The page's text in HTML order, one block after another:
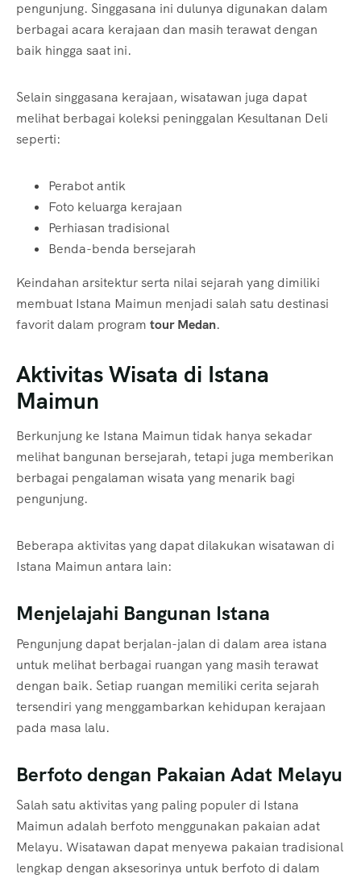
pengunjung. Singgasana ini dulunya digunakan dalam
berbagai acara kerajaan dan masih terawat dengan
baik hingga saat ini.
Selain singgasana kerajaan, wisatawan juga dapat
melihat berbagai koleksi peninggalan Kesultanan Deli
seperti:
Perabot antik
Foto keluarga kerajaan
Perhiasan tradisional
Benda-benda bersejarah
Keindahan arsitektur serta nilai sejarah yang dimiliki
membuat Istana Maimun menjadi salah satu destinasi
favorit dalam program tour Medan.
Aktivitas Wisata di Istana
Maimun
Berkunjung ke Istana Maimun tidak hanya sekadar
melihat bangunan bersejarah, tetapi juga memberikan
berbagai pengalaman wisata yang menarik bagi
pengunjung.
Beberapa aktivitas yang dapat dilakukan wisatawan di
Istana Maimun antara lain:
Menjelajahi Bangunan Istana
Pengunjung dapat berjalan-jalan di dalam area istana
untuk melihat berbagai ruangan yang masih terawat
dengan baik. Setiap ruangan memiliki cerita sejarah
tersendiri yang menggambarkan kehidupan kerajaan
pada masa lalu.
Berfoto dengan Pakaian Adat Melayu
Salah satu aktivitas yang paling populer di Istana
Maimun adalah berfoto menggunakan pakaian adat
Melayu. Wisatawan dapat menyewa pakaian tradisional
lengkap dengan aksesorinya untuk berfoto di dalam